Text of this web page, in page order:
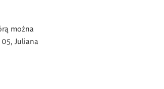
można
Juliana